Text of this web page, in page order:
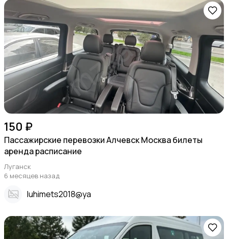
150 ₽
Пассажирские перевозки Алчевск Москва билеты
аренда расписание
Луганск
6 месяцев назад
Iuhimets2018@ya